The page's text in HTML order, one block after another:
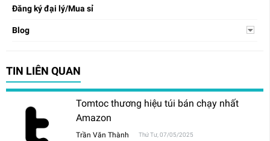
Đăng ký đại lý/Mua sỉ
Blog
TIN LIÊN QUAN
Tomtoc thương hiệu túi bán chạy nhất
Amazon
Trần Văn Thành Thứ Tư, 07/05/2025